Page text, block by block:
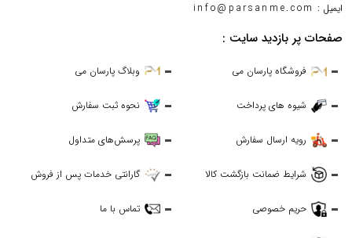
ایمیل : info@parsanme.com
صفحات پر بازدید سایت :
فروشگاه پارسان می وبلاگ پارسان می
شیوه های پرداخت نحوه ثبت سفارش
رویه ارسال سفارش پرسش‌های متداول
شرایط ضمانت بازگشت کالا گارانتی خدمات پس از فروش
حریم خصوصی تماس با ما